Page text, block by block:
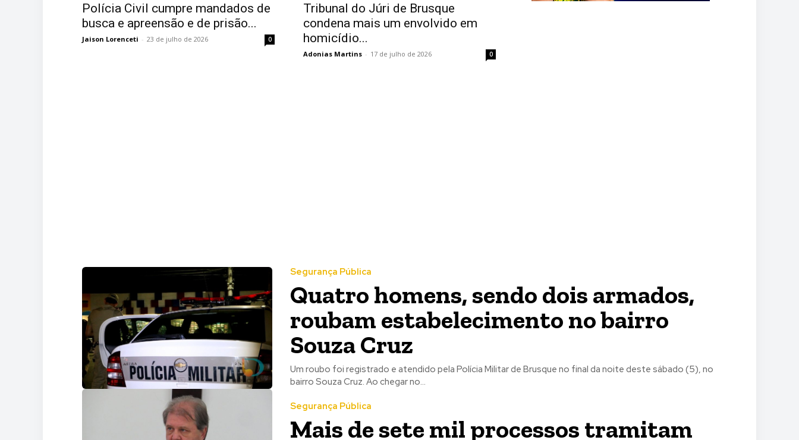
Polícia Civil cumpre mandados de
busca e apreensão e de prisão...
Jaison Lorenceti - 23 de julho de 2026 0
Tribunal do Júri de Brusque
condena mais um envolvido em
homicídio...
Adonias Martins - 17 de julho de 2026 0
Segurança Pública
Quatro homens, sendo dois armados,
roubam estabelecimento no bairro
Souza Cruz
Um roubo foi registrado e atendido pela Polícia Militar de Brusque no final da noite deste sábado (5), no
bairro Souza Cruz. Ao chegar no...
Segurança Pública
Mais de sete mil processos tramitam